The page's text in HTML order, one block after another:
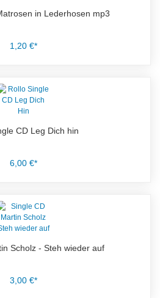
in Lederhosen mp3
1,20 €*
CD Leg Dich hin
6,00 €*
Scholz - Steh wieder auf
3,00 €*